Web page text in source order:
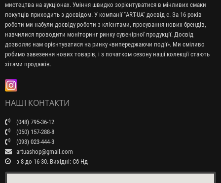
мистецтва на аукціонах. Уміння швидко зорієнтуватися в мінливих смаки
покупців приходить з досвідом. У компанії "ART-UA" досвід є. За 16 років
роботи ми набули досвіду роботи з клієнтами, просування нових брендів,
навчилися проводити моніторинг ринку сувенірної продукції. Досвід
дозволяє нам орієнтуватися на ринку «випереджаючи події». Ми сміливо
робимо завезення нових товарів, і з початком сезону наші колекції стають
хітами продажів.
НАШІ КОНТАКТИ
(048) 795-36-12
(050) 157-288-8
(093) 023-444-3
artuashop@gmail.com
з 8 до 16-30. Вихідні: Сб-Нд